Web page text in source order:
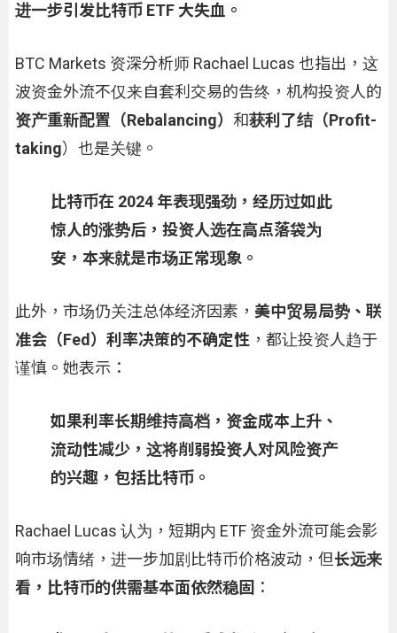
进一步引发比特币 ETF 大失血。
BTC Markets 资深分析师 Rachael Lucas 也指出，这
波资金外流不仅来自套利交易的告终，机构投资人的
资产重新配置（Rebalancing） 和获利了结（Profit-
taking）也是关键。
比特币在 2024 年表现强劲，经历过如此
惊人的涨势后，投资人选在高点落袋为
安，本来就是市场正常现象。
此外，市场仍关注总体经济因素， 美中贸易局势、联
准会（Fed）利率决策的不确定性 ，都让投资人趋于
谨慎。她表示：
如果利率长期维持高档，资金成本上升、
流动性减少，这将削弱投资人对风险资产
的兴趣，包括比特币。
Rachael Lucas 认为，短期内 ETF 资金外流可能会影
响市场情绪，进一步加剧比特币价格波动，但长远来
看， 比特币的供需基本面依然稳固 ：